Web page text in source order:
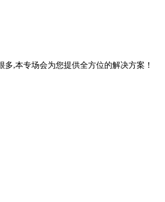
,本专场会为您提供全方位的解决方案！